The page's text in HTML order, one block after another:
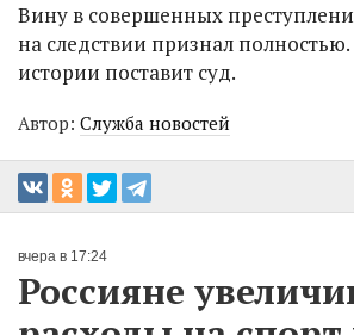
Вину в совершенных
на следствии признал полностью.
истории поставит суд.
Автор: Служба новостей
вчера в 17:24
Россияне